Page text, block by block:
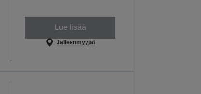
Lue lisää
Jälleenmyyjät